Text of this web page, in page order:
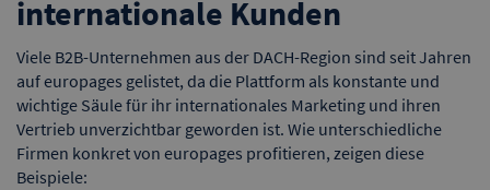
internationale Kunden
Viele B2B-Unternehmen aus der DACH-Region sind seit Jahren
auf europages gelistet, da die Plattform als konstante und
wichtige Säule für ihr internationales Marketing und ihren
Vertrieb unverzichtbar geworden ist. Wie unterschiedliche
Firmen konkret von europages profitieren, zeigen diese
Beispiele: